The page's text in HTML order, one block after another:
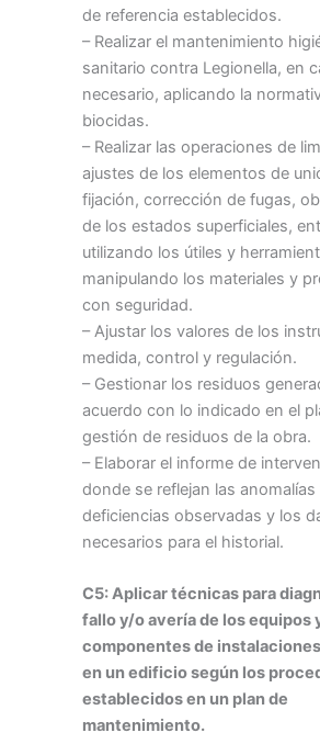
de referencia establecidos.
– Realizar el mantenimiento
sanitario contra Legionella, en
necesario, aplicando la
biocidas.
– Realizar las operaciones de
ajustes de los elementos de
fijación, corrección de fugas,
de los estados superficiales,
utilizando los útiles y
manipulando los materiales y
con seguridad.
– Ajustar los valores de los
medida, control y regulación.
– Gestionar los residuos
acuerdo con lo indicado en el
gestión de residuos de la obra.
– Elaborar el informe de
donde se reflejan las anomalías
deficiencias observadas y los
necesarios para el historial.
C5: Aplicar técnicas para
fallo y/o avería de los equipos
componentes de
en un edificio según los
establecidos en un plan de
mantenimiento.